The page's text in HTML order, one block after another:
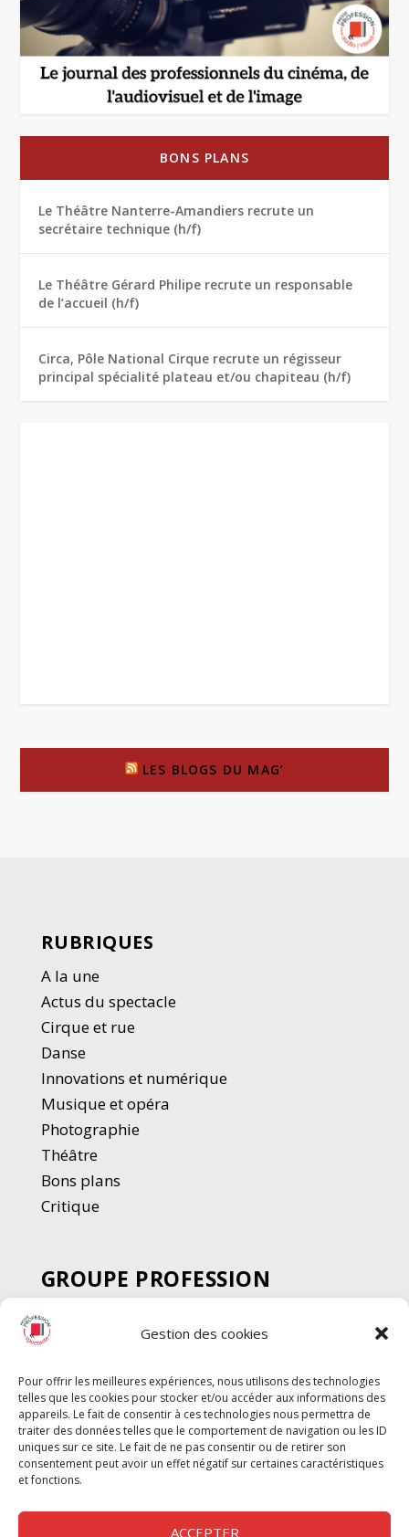
Gestion des cookies
Pour offrir les meilleures expériences, nous utilisons des technologies
telles que les cookies pour stocker et/ou accéder aux informations des
appareils. Le fait de consentir à ces technologies nous permettra de
traiter des données telles que le comportement de navigation ou les ID
uniques sur ce site. Le fait de ne pas consentir ou de retirer son
consentement peut avoir un effet négatif sur certaines caractéristiques
et fonctions.
ACCEPTER
BONS PLANS
Le Théâtre Nanterre-Amandiers recrute un
secrétaire technique (h/f)
Le Théâtre Gérard Philipe recrute un responsable
de l’accueil (h/f)
Circa, Pôle National Cirque recrute un régisseur
principal spécialité plateau et/ou chapiteau (h/f)
LES BLOGS DU MAG’
RUBRIQUES
A la une
Actus du spectacle
Cirque et rue
Danse
Innovations et numérique
Musique et opéra
Photographie
Théâtre
Bons plans
Critique
GROUPE PROFESSION
SPECTACLE
Chèque Intermittents
Chèque Compta
Chèque Emploi Spectacle
G-Pods
Profession Audio-visuel